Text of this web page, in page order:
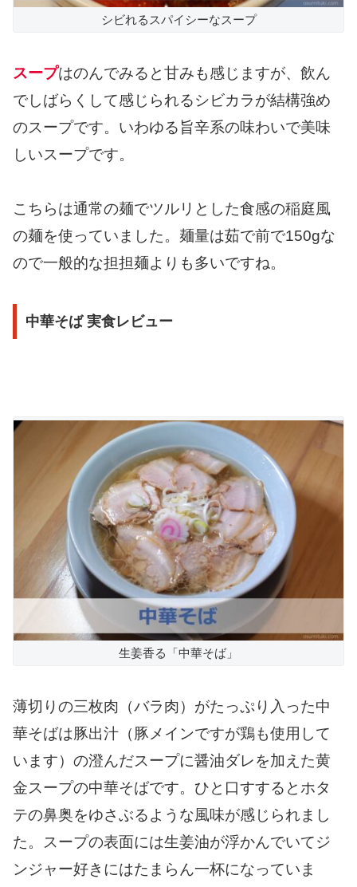
シビれるスパイシーなスープ
スープはのんでみると甘みも感じますが、飲ん
でしばらくして感じられるシビカラが結構強め
のスープです。いわゆる旨辛系の味わいで美味
しいスープです。
こちらは通常の麺でツルリとした食感の稲庭風
の麺を使っていました。麺量は茹で前で150gな
ので一般的な担担麺よりも多いですね。
中華そば 実食レビュー
生姜香る「中華そば」
薄切りの三枚肉（バラ肉）がたっぷり入った中
華そばは豚出汁（豚メインですが鶏も使用して
います）の澄んだスープに醤油ダレを加えた黄
金スープの中華そばです。ひと口すするとホタ
テの鼻奥をゆさぶるような風味が感じられまし
た。スープの表面には生姜油が浮かんでいてジ
ンジャー好きにはたまらん一杯になっていま